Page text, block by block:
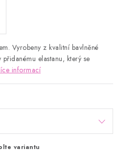
Vyrobeny z kvalitní bavlněné
elastanu, který se
informací
variantu